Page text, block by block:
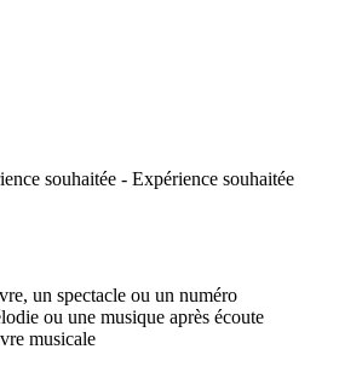
souhaitée - Expérience souhaitée
un spectacle ou un numéro
ou une musique après écoute
musicale